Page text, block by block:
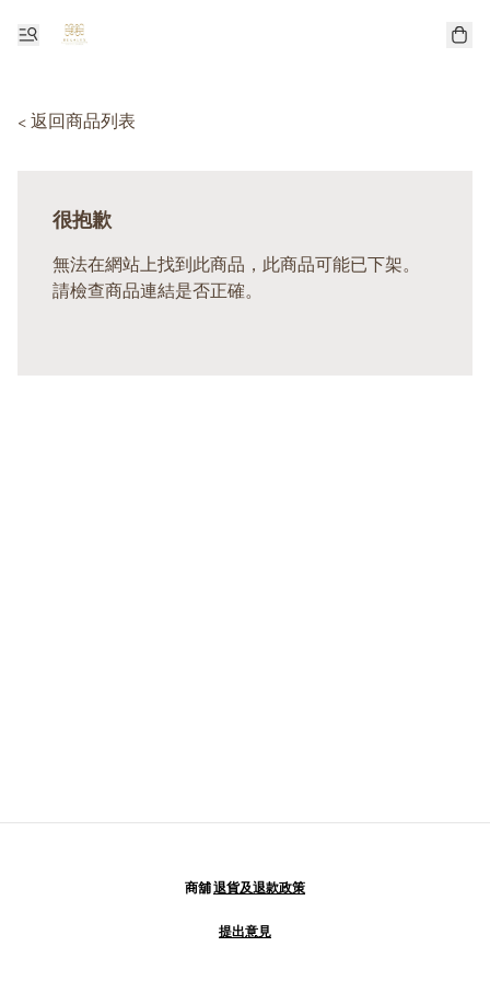
< 返回商品列表
很抱歉
無法在網站上找到此商品，此商品可能已下架。
請檢查商品連結是否正確。
商舖退貨及退款政策
提出意見